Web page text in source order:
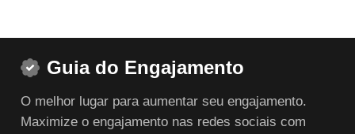
Guia do Engajamento
O melhor lugar para aumentar seu engajamento.
Maximize o engajamento nas redes sociais com